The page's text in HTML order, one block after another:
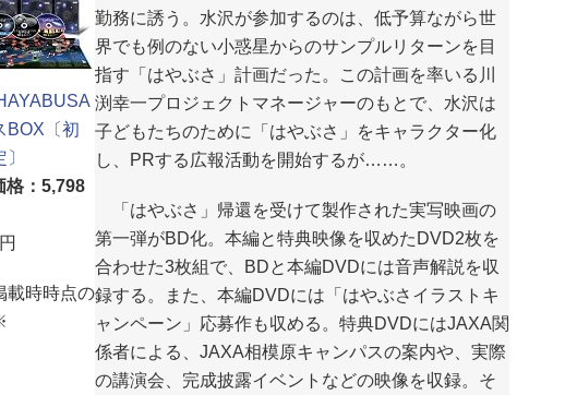
BOX〔初
格：5,798
載時時点の
勤務に誘う。水沢が参加するのは、低予算ながら世
界でも例のない小惑星からのサンプルリターンを目
指す「はやぶさ」計画だった。この計画を率いる川
渕幸一プロジェクトマネージャーのもとで、水沢は
子どもたちのために「はやぶさ」をキャラクター化
し、PRする広報活動を開始するが……。
「はやぶさ」帰還を受けて製作された実写映画の
第一弾がBD化。本編と特典映像を収めたDVD2枚を
合わせた3枚組で、BDと本編DVDには音声解説を収
録する。また、本編DVDには「はやぶさイラストキ
ャンペーン」応募作も収める。特典DVDにはJAXA関
係者による、JAXA相模原キャンパスの案内や、実際
の講演会、完成披露イベントなどの映像を収録。そ